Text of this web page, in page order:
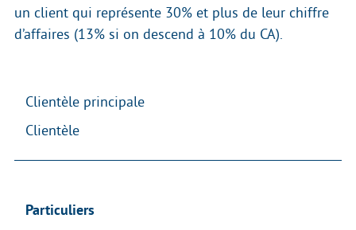
un client qui représente 30% et plus de leur chiffre
d’affaires (13% si on descend à 10% du CA).
Clientèle principale
Clientèle
Particuliers